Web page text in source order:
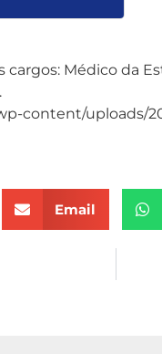
Médico da
content/uploads/
Email